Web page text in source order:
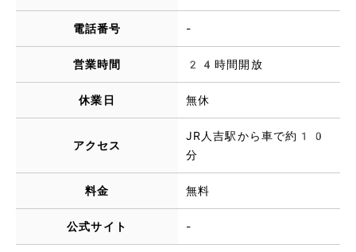
電話番号 -
営業時間 24時間開放
休業日 無休
アクセス
JR人吉駅から車で約10
分
料金 無料
公式サイト -